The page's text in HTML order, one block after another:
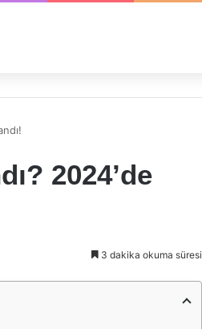
2024’de
3 dakika okuma süresi